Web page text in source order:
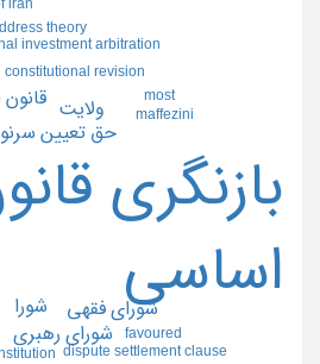
بازنگري
اساسي
حق تعيين
شورا
شوراي رهبري
شوراي فقهي
ولايت
constitutional revision
dispute settlement clause
favoured
investment arbitration
maffezini
most
theory
iran